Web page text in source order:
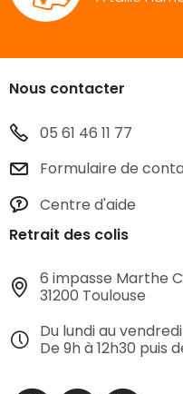
Nous contacter
05 61 46 11 77
Formulaire de
Centre d'aide
Retrait des colis
6 impasse Marthe
31200 Toulouse
Du lundi au vendredi
De 9h à 12h30 puis